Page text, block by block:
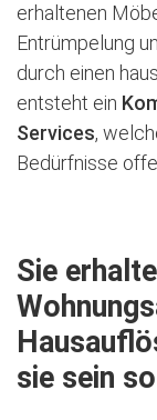
erhaltenen
Entrümpelung
durch einen
entsteht ein
Services,
Bedürfnisse
Sie
sie sein